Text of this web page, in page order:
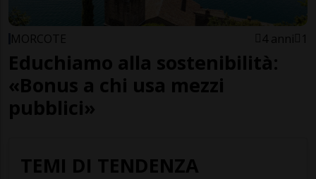
MORCOTE 4 anni 1
Educhiamo alla sostenibilità:
«Bonus a chi usa mezzi
pubblici»
TEMI DI TENDENZA